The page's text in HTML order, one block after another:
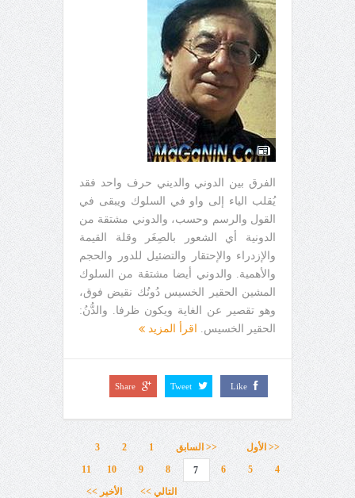
الفرق بين الدوني والديني حرف واحد فقد
يُقلب الياء إلى واو في السلوك ويبقى في
القول والرسم وحسب، والدوني مشتقة من
الدونية أي الشعور بالصِغَر وقلة القيمة
والإزدراء والإحتقار والتضئيل للدور والحجم
والأهمية. والدوني أيضا مشتقة من السلوك
المشين الحقير الخسيس دُونُك نقيض فوق،
وهو تقصير عن الغاية ويكون ظرفا. والدُّنُ:
الحقير الخسيس.
اقرأ المزيد
Like
Tweet
Share
<< الأول << السابق 1
2
3
4
5
6
7
8
9
10
11
التالي >>
الأخير >>